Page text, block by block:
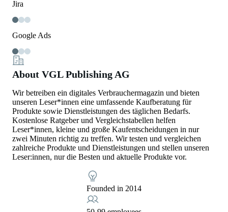
Jira
Google Ads
About VGL Publishing AG
Wir betreiben ein digitales Verbrauchermagazin und bieten
unseren Leser*innen eine umfassende Kaufberatung für
Produkte sowie Dienstleistungen des täglichen Bedarfs.
Kostenlose Ratgeber und Vergleichstabellen helfen
Leser*innen, kleine und große Kaufentscheidungen in nur
zwei Minuten richtig zu treffen. Wir testen und vergleichen
zahlreiche Produkte und Dienstleistungen und stellen unseren
Leser:innen, nur die Besten und aktuelle Produkte vor.
Founded in 2014